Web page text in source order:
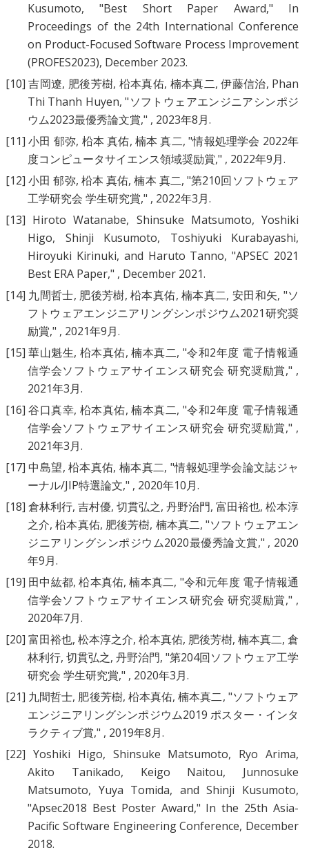
Kusumoto, "Best Short Paper Award," In
Proceedings of the 24th International Conference
on Product-Focused Software Process Improvement
(PROFES2023), December 2023.
[10] 吉岡遼, 肥後芳樹, 柗本真佑, 楠本真二,伊藤信治, Phan
Thi Thanh Huyen, "ソフトウェアエンジニアシンポジ
ウム2023最優秀論文賞," , 2023年8月.
[11] 小田 郁弥, 柗本 真佑, 楠本 真二, "情報処理学会 2022年
度コンピュータサイエンス領域奨励賞," , 2022年9月.
[12] 小田 郁弥, 柗本 真佑,楠本 真二, "第210回ソフトウェア
工学研究会 学生研究賞," , 2022年3月.
[13] Hiroto Watanabe, Shinsuke Matsumoto,Yoshiki
Higo, Shinji Kusumoto, Toshiyuki Kurabayashi,
Hiroyuki Kirinuki, and Haruto Tanno, "APSEC 2021
Best ERA Paper," , December 2021.
[14] 九間哲士, 肥後芳樹,柗本真佑, 楠本真二, 安田和矢, "ソ
フトウェアエンジニアリングシンポジウム2021研究奨
励賞," , 2021年9月.
[15] 華山魁生, 柗本真佑,楠本真二, "令和2年度 電子情報通
信学会ソフトウェアサイエンス研究会 研究奨励賞," ,
2021年3月.
[16] 谷口真幸, 柗本真佑,楠本真二, "令和2年度 電子情報通
信学会ソフトウェアサイエンス研究会 研究奨励賞," ,
2021年3月.
[17] 中島望, 柗本真佑, 楠本真二, "情報処理学会論文誌ジャ
ーナル/JIP特選論文," , 2020年10月.
[18] 倉林利行, 吉村優, 切貫弘之, 丹野治門, 富田裕也, 松本淳
之介,柗本真佑, 肥後芳樹, 楠本真二, "ソフトウェアエン
ジニアリングシンポジウム2020最優秀論文賞," , 2020
年9月.
[19] 田中紘都,柗本真佑,楠本真二, "令和元年度 電子情報通
信学会ソフトウェアサイエンス研究会 研究奨励賞," ,
2020年7月.
[20] 富田裕也, 松本淳之介, 柗本真佑, 肥後芳樹, 楠本真二, 倉
林利行, 切貫弘之, 丹野治門, "第204回ソフトウェア工学
研究会 学生研究賞," , 2020年3月.
[21] 九間哲士, 肥後芳樹, 柗本真佑,楠本真二, "ソフトウェア
エンジニアリングシンポジウム2019 ポスター・インタ
ラクティブ賞," , 2019年8月.
[22] Yoshiki Higo, Shinsuke Matsumoto, Ryo Arima,
Akito Tanikado, Keigo Naitou, Junnosuke
Matsumoto, Yuya Tomida, andShinji Kusumoto,
"Apsec2018 Best Poster Award," In the 25th Asia-
Pacific Software Engineering Conference, December
2018.